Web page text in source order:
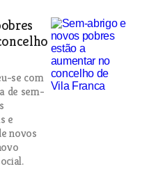
se com
de sem-
e
novos